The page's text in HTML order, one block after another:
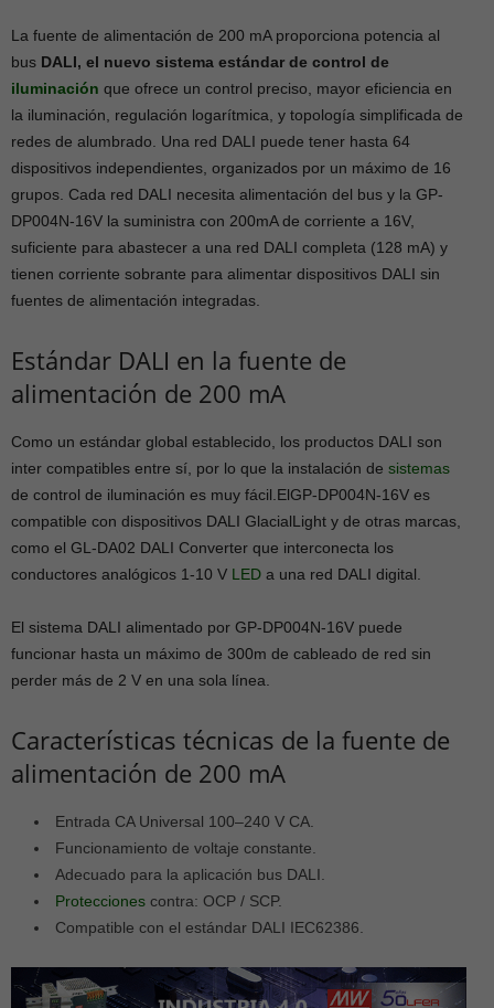
La fuente de alimentación de 200 mA proporciona potencia al
bus DALI, el nuevo sistema estándar de control de
iluminación que ofrece un control preciso, mayor eficiencia en
la iluminación, regulación logarítmica, y topología simplificada de
redes de alumbrado. Una red DALI puede tener hasta 64
dispositivos independientes, organizados por un máximo de 16
grupos. Cada red DALI necesita alimentación del bus y la GP-
DP004N-16V la suministra con 200mA de corriente a 16V,
suficiente para abastecer a una red DALI completa (128 mA) y
tienen corriente sobrante para alimentar dispositivos DALI sin
fuentes de alimentación integradas.
Estándar DALI en la fuente de
alimentación de 200 mA
Como un estándar global establecido, los productos DALI son
inter compatibles entre sí, por lo que la instalación de sistemas
de control de iluminación es muy fácil.ElGP-DP004N-16V es
compatible con dispositivos DALI GlacialLight y de otras marcas,
como el GL-DA02 DALI Converter que interconecta los
conductores analógicos 1-10 V LED a una red DALI digital.
El sistema DALI alimentado por GP-DP004N-16V puede
funcionar hasta un máximo de 300m de cableado de red sin
perder más de 2 V en una sola línea.
Características técnicas de la fuente de
alimentación de 200 mA
Entrada CA Universal 100–240 V CA.
Funcionamiento de voltaje constante.
Adecuado para la aplicación bus DALI.
Protecciones contra: OCP / SCP.
Compatible con el estándar DALI IEC62386.